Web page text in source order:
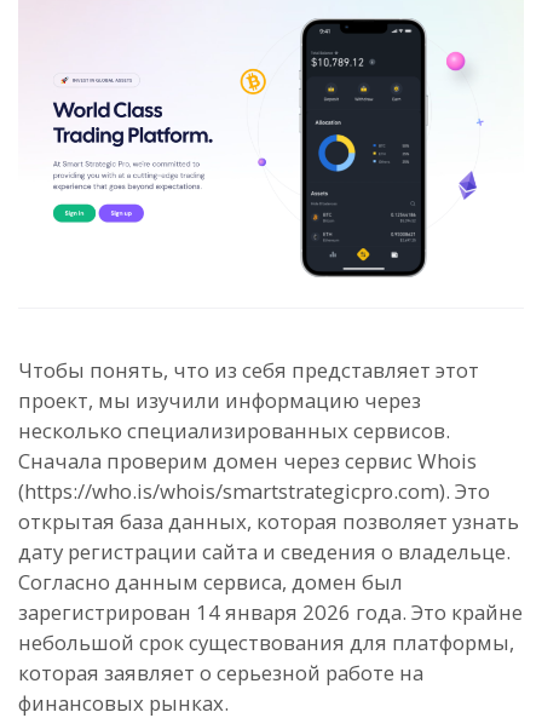
Чтобы понять, что из себя представляет этот
проект, мы изучили информацию через
несколько специализированных сервисов.
Сначала проверим домен через сервис Whois
(https://who.is/whois/smartstrategicpro.com). Это
открытая база данных, которая позволяет узнать
дату регистрации сайта и сведения о владельце.
Согласно данным сервиса, домен был
зарегистрирован 14 января 2026 года. Это крайне
небольшой срок существования для платформы,
которая заявляет о серьезной работе на
финансовых рынках.